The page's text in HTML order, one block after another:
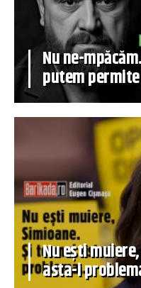
Nu ne-
putem permite
Nu ești
asta-i